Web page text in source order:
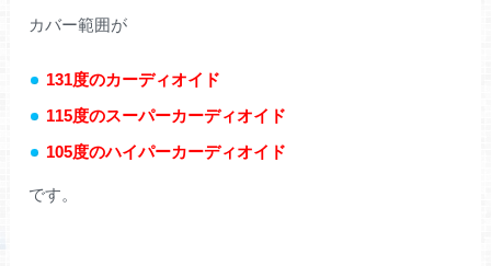
カバー範囲が
131度のカーディオイド
115度のスーパーカーディオイド
105度のハイパーカーディオイド
です。